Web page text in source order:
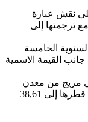
نقش عبارة
مع ترجمتها إلى
الخامسة
القيمة الاسمية
مزيج من معدن
الفضة والنحاس، وهي تزن 28,28 غراما، ويصل قطرها إلى 38,61